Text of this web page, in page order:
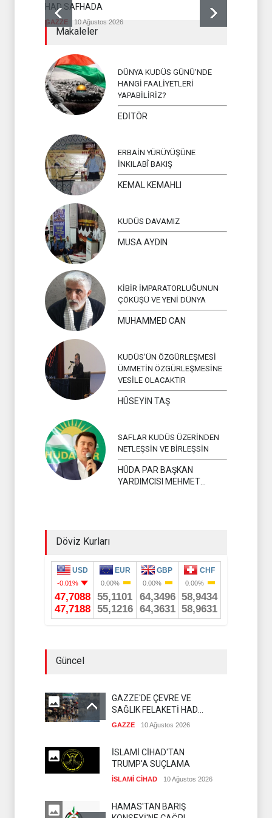
HAD SAFHADA
GAZZE 10 Ağustos 2026
Makaleler
DÜNYA KUDÜS GÜNÜ’NDE
HANGİ FAALİYETLERİ
YAPABİLİRİZ?
EDİTÖR
ERBAİN YÜRÜYÜŞÜNE
İNKILABÎ BAKIŞ
KEMAL KEMAHLI
KUDÜS DAVAMIZ
MUSA AYDIN
KİBİR İMPARATORLUĞUNUN
ÇÖKÜŞÜ VE YENİ DÜNYA
MUHAMMED CAN
KUDÜS'ÜN ÖZGÜRLEŞMESİ
ÜMMETİN ÖZGÜRLEŞMESİNE
VESİLE OLACAKTIR
HÜSEYİN TAŞ
SAFLAR KUDÜS ÜZERİNDEN
NETLEŞSİN VE BİRLEŞSİN
HÜDA PAR BAŞKAN
YARDIMCISI MEHMET
Döviz Kurları
Güncel
GAZZE'DE ÇEVRE VE
SAĞLIK FELAKETİ HAD
SAFHADA
GAZZE 10 Ağustos 2026
İSLAMİ CİHAD'TAN
TRUMP'A SUÇLAMA
İSLAMİ CİHAD 10 Ağustos 2026
HAMAS'TAN BARIŞ